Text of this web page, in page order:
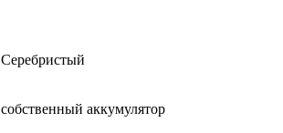
Серебристый
собственный аккумулятор